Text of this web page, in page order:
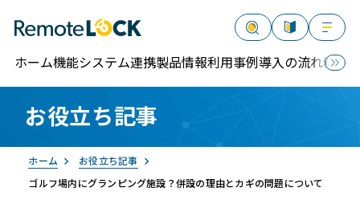
お役立ち記事
ゴルフ場内にグランピング施設？併設の理由とカギの問題について
お役立ち記事
ホーム
ホーム機能システム連携製品情報利用事例導入の流れ料金